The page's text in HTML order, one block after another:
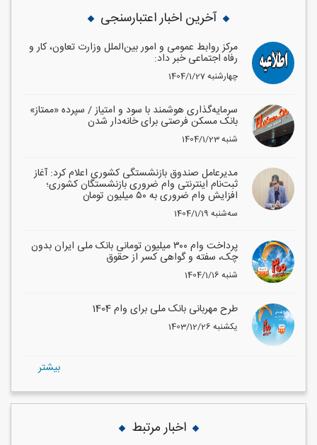
آخرین اخبار اعتبارسنجی
مرکز روابط عمومی و امور بین‌الملل وزارت تعاون، کار و
رفاه اجتماعی خبر داد:
1404/1/27 چهارشنبه
سرمایه‌گذاری هوشمند با سود و امتیاز / سپرده «ممتاز»
بانک مسکن فرصتی برای خانه‌دار شدن
1404/1/23 شنبه
مدیرعامل صندوق بازنشستگی کشوری اعلام کرد: آغاز
ثبت‌نام اینترنتی وام ضروری بازنشستگان کشوری؛
افزایش وام ضروری به ۵۰ میلیون تومان
1404/1/19 سه‌شنبه
پرداخت وام ۳۰۰ میلیون تومانی بانک ملی ایران بدون
چک، سفته و گواهی کسر از حقوق
1404/1/16 شنبه
طرح مهربانی بانک ملی برای وام 1404
1403/12/26 یکشنبه
بيشتر
اخبار مرتبط